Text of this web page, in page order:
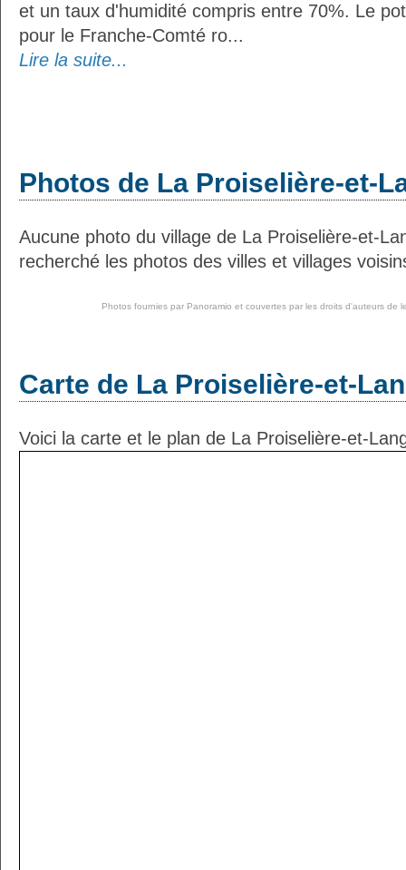
et un taux d'humidité compris entre 70%. Le
pour le Franche-Comté ro...
Lire la suite...
Photos de La Proiselière-et-
Aucune photo du village de La Proiselière-et-
recherché les photos des villes et villages
Photos fournies par Panoramio et couvertes par les droits d'auteurs de
Carte de La Proiselière-et-
Voici la carte et le plan de La Proiselière-et-